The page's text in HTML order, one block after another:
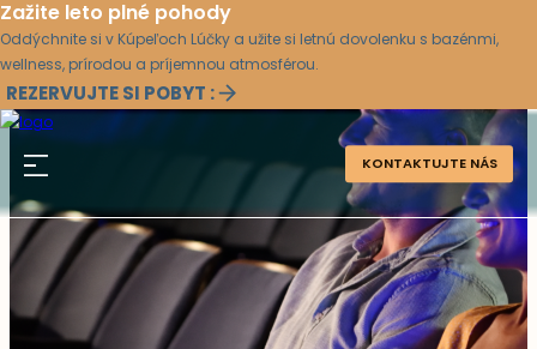
Zažite leto plné pohody
Oddýchnite si v Kúpeľoch Lúčky a užite si letnú dovolenku s bazénmi,
wellness, prírodou a príjemnou atmosférou.
REZERVUJTE SI POBYT :
KONTAKTUJTE NÁS